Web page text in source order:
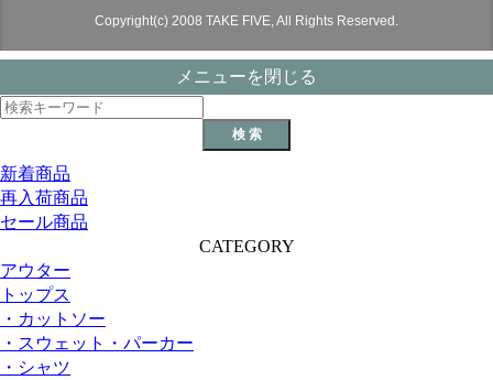
Copyright(c) 2008 TAKE FIVE, All Rights Reserved.
メニューを閉じる
新着商品
再入荷商品
セール商品
CATEGORY
アウター
トップス
・カットソー
・スウェット・パーカー
・シャツ